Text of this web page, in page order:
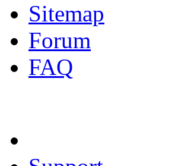
Sitemap
Forum
FAQ